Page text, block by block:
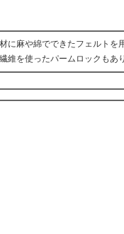
に麻や綿でできたフェルト
維を使ったパームロックもあ